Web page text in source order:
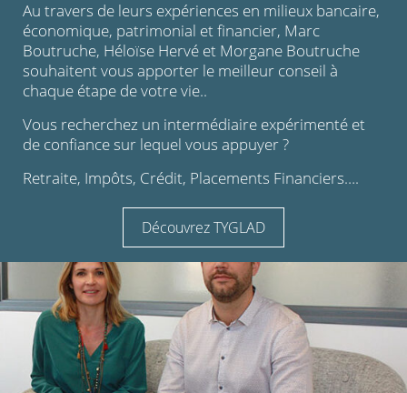
Au travers de leurs expériences en milieux bancaire,
économique, patrimonial et financier, Marc
Boutruche, Héloïse Hervé et Morgane Boutruche
souhaitent vous apporter le meilleur conseil à
chaque étape de votre vie..
Vous recherchez un intermédiaire expérimenté et
de confiance sur lequel vous appuyer ?
Retraite, Impôts, Crédit, Placements Financiers….
Découvrez TYGLAD